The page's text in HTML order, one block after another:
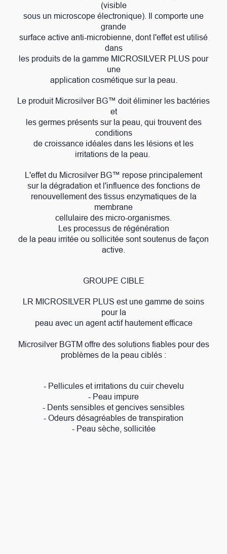
(visible
sous un microscope électronique). Il comporte une
grande
surface active anti-microbienne, dont l'effet est utilisé
dans
les produits de la gamme MICROSILVER PLUS pour
une
application cosmétique sur la peau.
Le produit Microsilver BG™ doit éliminer les bactéries
et
les germes présents sur la peau, qui trouvent des
conditions
de croissance idéales dans les lésions et les
irritations de la peau.
L'effet du Microsilver BG™ repose principalement
sur la dégradation et l'influence des fonctions de
renouvellement des tissus enzymatiques de la
membrane
cellulaire des micro-organismes.
Les processus de régénération
de la peau irritée ou sollicitée sont soutenus de façon
active.
GROUPE CIBLE
LR MICROSILVER PLUS est une gamme de soins
pour la
peau avec un agent actif hautement efficace
Microsilver BGTM offre des solutions fiables pour des
problèmes de la peau ciblés :
- Pellicules et irritations du cuir chevelu
- Peau impure
- Dents sensibles et gencives sensibles
- Odeurs désagréables de transpiration
- Peau sèche, sollicitée